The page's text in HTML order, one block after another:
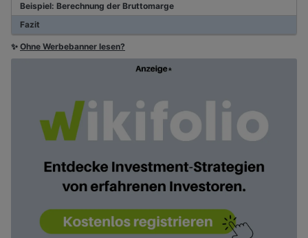
Beispiel: Berechnung der Bruttomarge
Fazit
✨ Ohne Werbebanner lesen?